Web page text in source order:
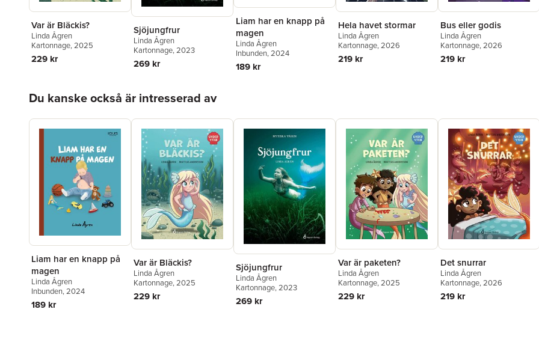
Var är Bläckis?
Linda Ågren
Kartonnage, 2025
229 kr
Sjöjungfrur
Linda Ågren
Kartonnage, 2023
269 kr
Liam har en knapp på
magen
Linda Ågren
Inbunden, 2024
189 kr
Hela havet stormar
Linda Ågren
Kartonnage, 2026
219 kr
Bus eller godis
Linda Ågren
Kartonnage, 2026
219 kr
Du kanske också är intresserad av
Liam har en knapp på
magen
Linda Ågren
Inbunden, 2024
189 kr
Var är Bläckis?
Linda Ågren
Kartonnage, 2025
229 kr
Sjöjungfrur
Linda Ågren
Kartonnage, 2023
269 kr
Var är paketen?
Linda Ågren
Kartonnage, 2025
229 kr
Det snurrar
Linda Ågren
Kartonnage, 2026
219 kr